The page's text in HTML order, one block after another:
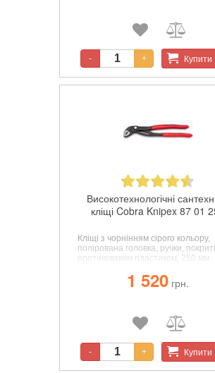
Захист від випадкового
Точне регулювання з 11
- + Купити
Високотехнологічні
кліщі Cobra Knipex 87 01
Кліщі з чорнінням сірого кольору,
полірована головка, ручки, покриті
протиковзким пластиком, 250 мм.
1 520 грн.
- + Купити